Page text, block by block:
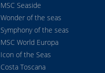
MSC Seaside
Wonder of the seas
Symphony of the seas
MSC World Europa
Icon of the Seas
Costa Toscana